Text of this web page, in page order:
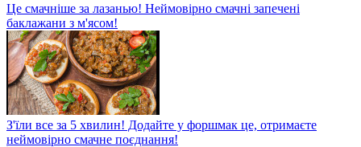
Це смачніше за лазанью! Неймовірно смачні запечені
баклажани з м'ясом!
З'їли все за 5 хвилин! Додайте у форшмак це, отримаєте
неймовірно смачне поєднання!